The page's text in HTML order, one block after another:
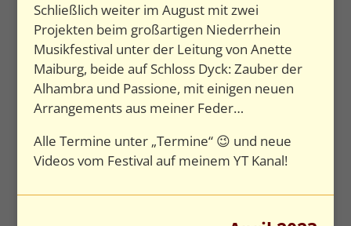
Schließlich weiter im August mit zwei
Projekten beim großartigen Niederrhein
Musikfestival unter der Leitung von Anette
Maiburg, beide auf Schloss Dyck: Zauber der
Alhambra und Passione, mit einigen neuen
Arrangements aus meiner Feder…
Alle Termine unter „Termine“ 😉 und neue
Videos vom Festival auf meinem YT Kanal!